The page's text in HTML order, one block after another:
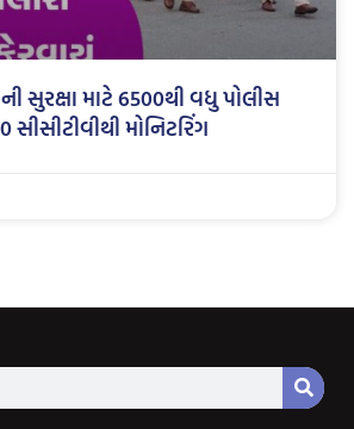
સુરક્ષા માટે 6500થી વધુ પોલીસ
મોનિટરિંગ